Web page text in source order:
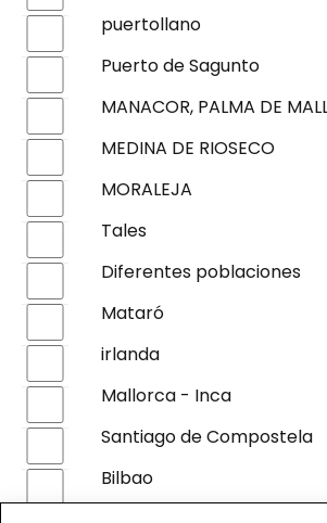
puertollano
Puerto de Sagunto
MANACOR, PALMA DE
MEDINA DE RIOSECO
MORALEJA
Tales
Diferentes poblaciones
Mataró
irlanda
Mallorca - Inca
Santiago de Compostela
Bilbao